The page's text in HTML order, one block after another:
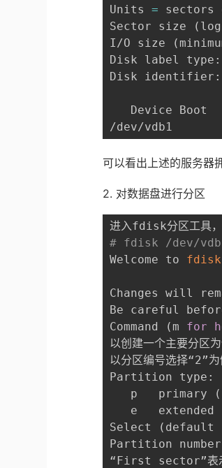
Units = sectors
Sector size
(
I/O size
(
Disk label type:
Disk identifier:
Device Boot
/dev/
可以看出上述的服务
2. 对数据盘进行分区
# fdisk /dev/vdb
Welcome to fdisk
Changes will
Be careful
Command
( m for
以创建一个主要分区
以分区编号选择“2”
Partition type:
   p   primary
(
   e   extended
Select
( default
Partition number
“First sector”表示